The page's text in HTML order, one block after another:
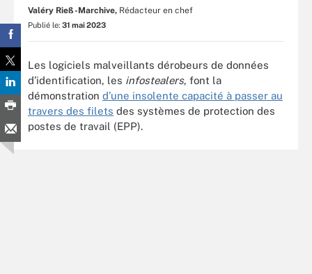
Valéry Rieß-Marchive, Rédacteur en chef
Publié le: 31 mai 2023
Les logiciels malveillants dérobeurs de données
d’identification, les infostealers, font la
démonstration d’une insolente capacité à passer au
travers des filets des systèmes de protection des
postes de travail (EPP).